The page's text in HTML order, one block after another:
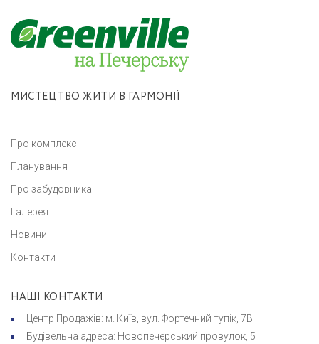
МИСТЕЦТВО ЖИТИ В ГАРМОНІЇ
Про комплекс
Планування
Про забудовника
Галерея
Новини
Контакти
НАШІ КОНТАКТИ
Центр Продажів: м. Київ, вул. Фортечний тупік, 7В
Будівельна адреса: Новопечерський провулок, 5